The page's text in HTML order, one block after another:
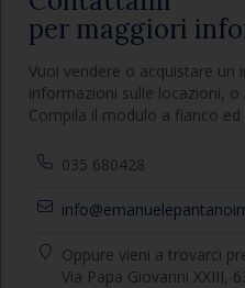
per maggiori
Vuoi vendere o acquistare un
informazioni sulle locazioni,
Compila il modulo a fianco
035 680428
Oppure vieni a trovarci
Via Papa Giovanni XXIII,